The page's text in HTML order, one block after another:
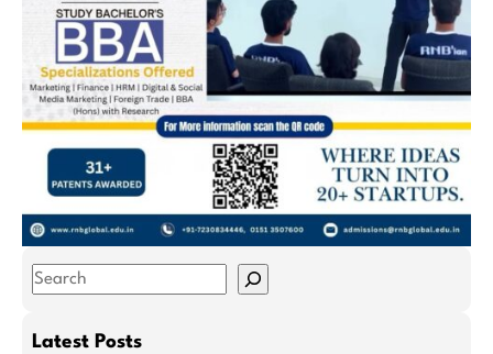
S
aLatest Posts